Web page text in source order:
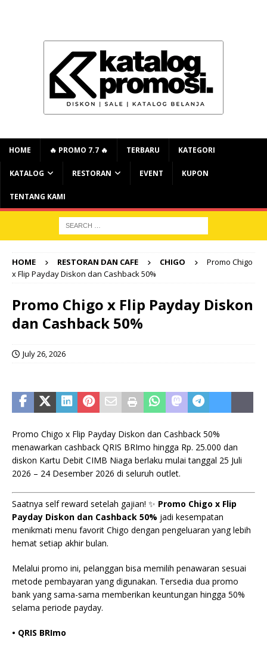
HOME 🔥 PROMO 7.7 🔥 TERBARU KATEGORI
KATALOG RESTORAN EVENT KUPON
TENTANG KAMI
HOME RESTORAN DAN CAFE CHIGO
Promo Chigo
x Flip Payday Diskon dan Cashback 50%
Promo Chigo x Flip Payday Diskon
dan Cashback 50%
July 26, 2026
Promo Chigo x Flip Payday Diskon dan Cashback 50%
menawarkan cashback QRIS BRImo hingga Rp. 25.000 dan
diskon Kartu Debit CIMB Niaga berlaku mulai tanggal 25 Juli
2026 – 24 Desember 2026 di seluruh outlet.
Saatnya self reward setelah gajian! ✨ Promo Chigo x Flip
Payday Diskon dan Cashback 50% jadi kesempatan
menikmati menu favorit Chigo dengan pengeluaran yang lebih
hemat setiap akhir bulan.
Melalui promo ini, pelanggan bisa memilih penawaran sesuai
metode pembayaran yang digunakan. Tersedia dua promo
bank yang sama-sama memberikan keuntungan hingga 50%
selama periode payday.
• QRIS BRImo